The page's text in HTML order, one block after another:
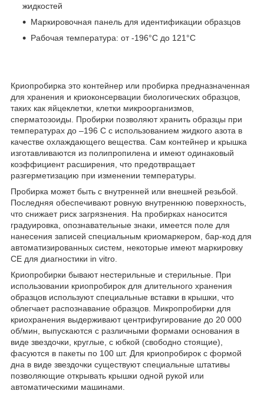
жидкостей
Маркировочная панель для идентификации образцов
Рабочая температура: от -196°C до 121°C
Криопробирка это контейнер или пробирка предназначенная
для хранения и криоконсервации биологических образцов,
таких как яйцеклетки, клетки микроорганизмов,
сперматозоиды. Пробирки позволяют хранить образцы при
температурах до –196 С с использованием жидкого азота в
качестве охлаждающего вещества. Сам контейнер и крышка
изготавливаются из полипропилена и имеют одинаковый
коэффициент расширения, что предотвращает
разгерметизацию при изменении температуры.
Пробирка может быть с внутренней или внешней резьбой.
Последняя обеспечивают ровную внутреннюю поверхность,
что снижает риск загрязнения. На пробирках наносится
градуировка, опознавательные знаки, имеется поле для
нанесения записей специальным криомаркером, бар-код для
автоматизированных систем, некоторые имеют маркировку
CE для диагностики in vitro.
Криопробирки бывают нестерильные и стерильные. При
использовании криопробирок для длительного хранения
образцов используют специальные вставки в крышки, что
облегчает распознавание образцов. Микропробирки для
криохранения выдерживают центрифугирование до 20 000
об/мин, выпускаются с различными формами основания в
виде звездочки, круглые, с юбкой (свободно стоящие),
фасуются в пакеты по 100 шт. Для криопробирок с формой
дна в виде звездочки существуют специальные штативы
позволяющие открывать крышки одной рукой или
автоматическими машинами.